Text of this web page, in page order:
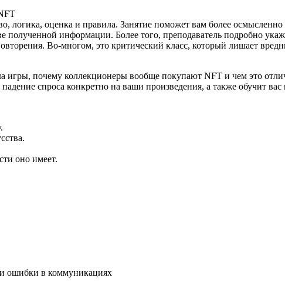
логика, оценка и правила. Занятие поможет вам более
полученной информации. Более того, преподаватель подробно
Во-многом, это критический класс, который лишает
почему коллекционеры вообще покупают NFT и чем это
спроса конкретно на ваши произведения, а также обучит
оно имеет.
ошибки в коммуникациях